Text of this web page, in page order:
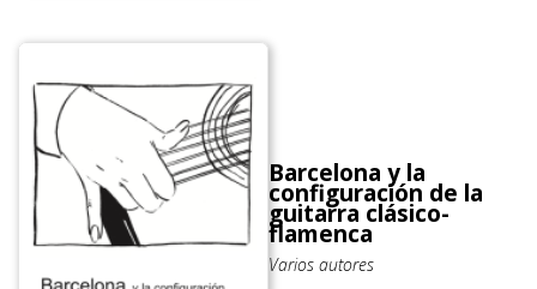
Barcelona y la
configuración de la
guitarra clásico-
flamenca
Varios autores